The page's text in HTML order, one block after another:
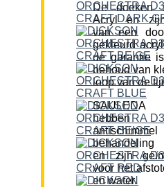
De doeken
Acryl en
van een
gekleurd
de garantie
behoud van
loop van de
antischimmel
behandeling
en zijn
voor het
en water.